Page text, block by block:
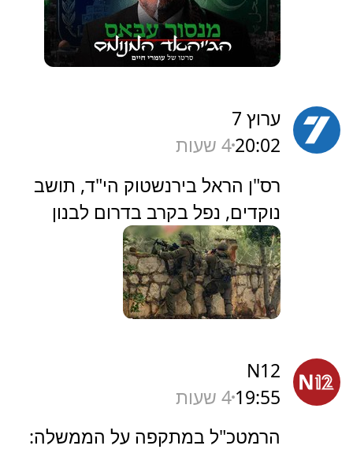
ערוץ 7
20:024 שעות
‏רס"ן הראל בירנשטוק הי"ד, תושב
נוקדים, נפל בקרב בדרום לבנון
N12
19:554 שעות
הרמטכ"ל במתקפה על הממשלה: